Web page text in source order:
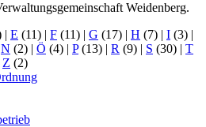
Weidenberg.
| E (11) | F (11) | G (17) | H (7) | I (3) |
N (2) | Ö (4) | P(13) | R (9) | S (30) | T
Z (2)